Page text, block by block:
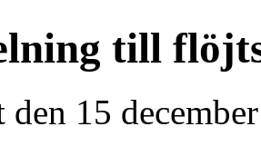
till
den 15